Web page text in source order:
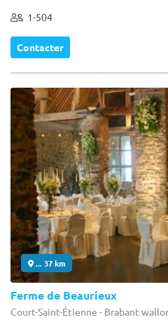
1-504
Contacter
... 37 km
Ferme de Beaurieux
Court-Saint-Étienne - Brabant